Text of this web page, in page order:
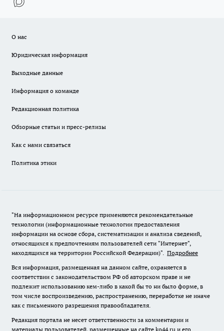
О нас
Юридическая информация
Выходные данные
Информация о команде
Редакционная политика
Обзорные статьи и пресс-релизы
Как с нами связаться
Политика этики
"На информационном ресурсе применяются рекомендательные
технологии (информационные технологии предоставления
информации на основе сбора, систематизации и анализа сведений,
относящихся к предпочтениям пользователей сети "Интернет",
находящихся на территории Российской Федерации)". Подробнее
Вся информация, размещенная на данном сайте, охраняется в
соответствии с законодательством РФ об авторском праве и не
подлежит использованию кем-либо в какой бы то ни было форме, в
том числе воспроизведению, распространению, переработке не иначе
как с письменного разрешения правообладателя.
Редакция портала не несет ответственности за комментарии и
материалы пользователей, размещенные на сайте ko44.ru и его